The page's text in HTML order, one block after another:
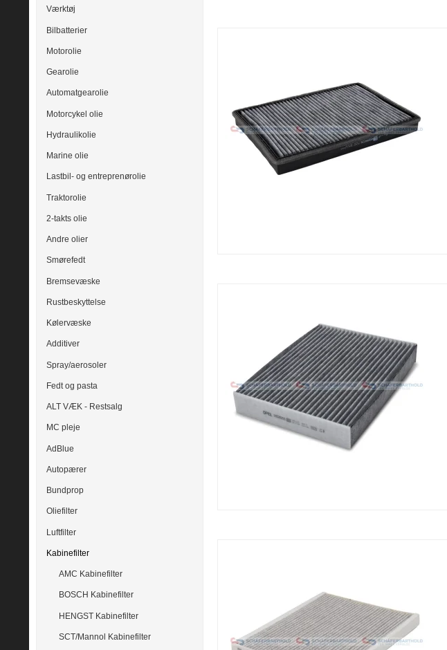
Værktøj
Bilbatterier
Motorolie
Gearolie
Automatgearolie
Motorcykel olie
Hydraulikolie
Marine olie
Lastbil- og entreprenørolie
Traktorolie
2-takts olie
Andre olier
Smørefedt
Bremsevæske
Rustbeskyttelse
Kølervæske
Additiver
Spray/aerosoler
Fedt og pasta
ALT VÆK - Restsalg
MC pleje
AdBlue
Autopærer
Bundprop
Oliefilter
Luftfilter
Kabinefilter
AMC Kabinefilter
BOSCH Kabinefilter
HENGST Kabinefilter
SCT/Mannol Kabinefilter